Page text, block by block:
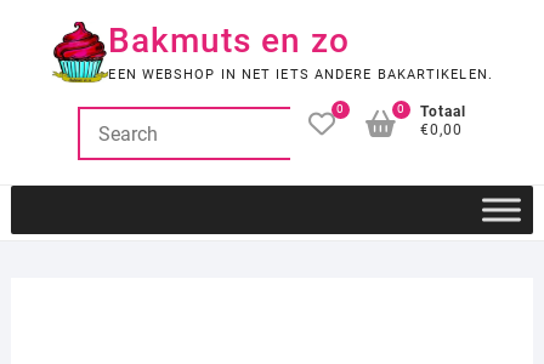
Bakmuts en zo
EEN WEBSHOP IN NET IETS ANDERE BAKARTIKELEN.
0
Totaal
€0,00
0